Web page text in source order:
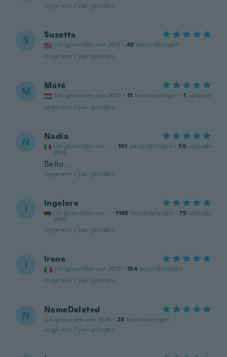
ongeveer 7 jaar geleden
S Suzetta
Lid geworden van 2017 · 43 beoordelingen
ongeveer 7 jaar geleden
M Máté
Lid geworden van 2018 · 11 beoordelingen · 1 uploads
ongeveer 7 jaar geleden
N Nadia
Lid geworden van
2019
· 101 beoordelingen · 50 uploads
Bello .
ongeveer 7 jaar geleden
I Ingelore
Lid geworden van
2018
· 1165 beoordelingen · 75 uploads
ongeveer 7 jaar geleden
I Irene
Lid geworden van 2018 · 154 beoordelingen
ongeveer 7 jaar geleden
N NameDeleted
Lid geworden van 2014 · 28 beoordelingen
ongeveer 7 jaar geleden